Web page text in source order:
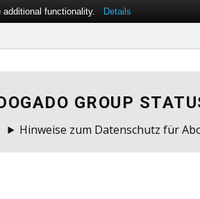
GROUP
Hinweise zum Datenschutz für
functionality. Details